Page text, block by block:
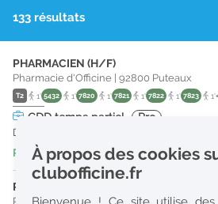
e
133 résultats
PHARMACIEN (H/F)
Pharmacie d'Officine 92800 Puteaux
T2 1' 5432 1' 7820 1' 7821 1' 7822 1' 7823 1'
CDD temps partiel Pro
Du 01/01/27 au 19/06/27
Publiée il y a 1 heure(s)
PHARMACIEN (H/F)
Pharmacie d'Officine|92400 Courbevoie
À propos des cookies
clubofficine.fr